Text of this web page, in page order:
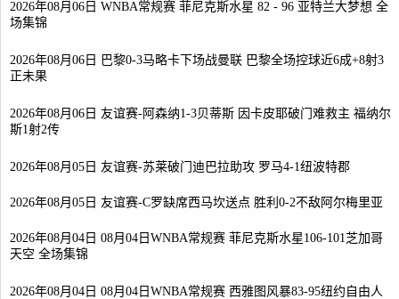
2026年08月06日 WNBA常规赛 菲尼克斯水星 82 - 96 亚特兰大梦想 全
场集锦
2026年08月06日 巴黎0-3马略卡下场战曼联 巴黎全场控球近6成+8射3
正未果
2026年08月06日 友谊赛-阿森纳1-3贝蒂斯 因卡皮耶破门难救主 福纳尔
斯1射2传
2026年08月05日 友谊赛-苏莱破门迪巴拉助攻 罗马4-1纽波特郡
2026年08月05日 友谊赛-C罗缺席西马坎送点 胜利0-2不敌阿尔梅里亚
2026年08月04日 08月04日WNBA常规赛 菲尼克斯水星106-101芝加哥
天空 全场集锦
2026年08月04日 08月04日WNBA常规赛 西雅图风暴83-95纽约自由人